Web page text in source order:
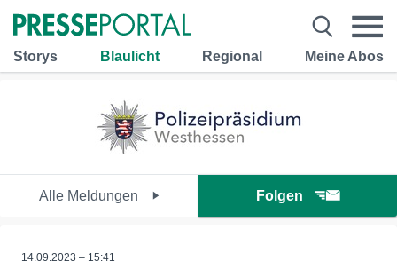
Storys Blaulicht Regional Meine Abos
Alle Meldungen Folgen
14.09.2023 – 15:41